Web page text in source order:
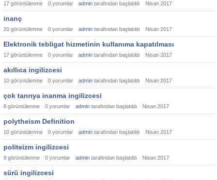
17 görüntülenme 0 yorumlar admin tarafından başlatıldı Nisan 2017
inanç
20 görüntülenme 0 yorumlar admin tarafından başlatıldı Nisan 2017
Elektronik tebligat hizmetinin kullanıma kapatılması
17 görüntülenme 0 yorumlar admin tarafından başlatıldı Nisan 2017
akıllıca ingilizcesi
10 görüntülenme 0 yorumlar admin tarafından başlatıldı Nisan 2017
çok tanrıya inanma ingilizcesi
8 görüntülenme 0 yorumlar admin tarafından başlatıldı Nisan 2017
polytheism Definition
10 görüntülenme 0 yorumlar admin tarafından başlatıldı Nisan 2017
politeizm ingilizcesi
9 görüntülenme 0 yorumlar admin tarafından başlatıldı Nisan 2017
sürü ingilizcesi